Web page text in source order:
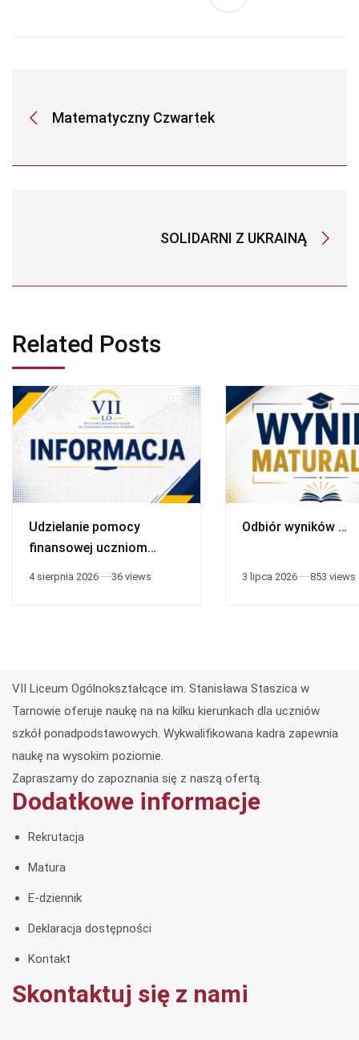
Matematyczny Czwartek
SOLIDARNI Z UKRAINĄ
Related Posts
Udzielanie pomocy
finansowej uczniom
4 sierpnia 2026 36 views
Odbiór wyników …
3 lipca 2026 853 views
VII Liceum Ogólnokształcące im. Stanisława Staszica w
Tarnowie oferuje naukę na na kilku kierunkach dla uczniów
szkół ponadpodstawowych. Wykwalifikowana kadra zapewnia
naukę na wysokim poziomie.
Zapraszamy do zapoznania się z naszą ofertą.
Dodatkowe informacje
Rekrutacja
Matura
E-dziennik
Deklaracja dostępności
Kontakt
Skontaktuj się z nami